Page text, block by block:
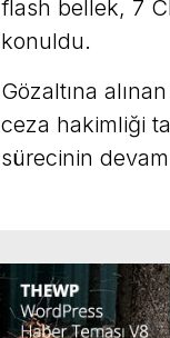
flash bellek, 7
konuldu.
Gözaltına
ceza hakimliği
sürecinin